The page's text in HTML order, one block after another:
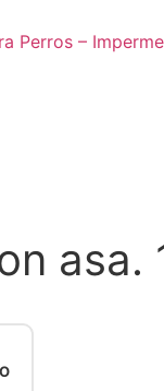
Perros –
asa.